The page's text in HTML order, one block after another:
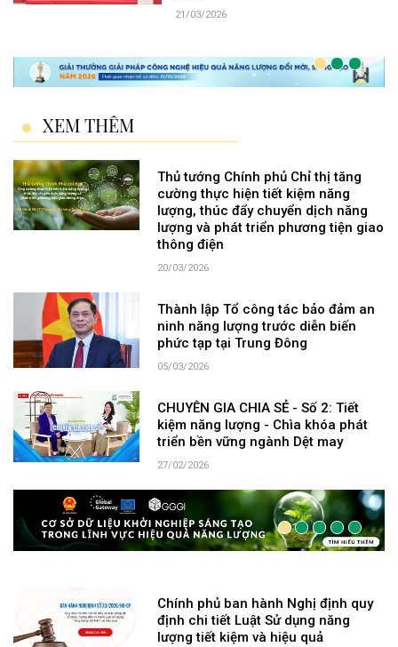
21/03/2026
XEM THÊM
Thủ tướng Chính phủ Chỉ thị tăng
cường thực hiện tiết kiệm năng
lượng, thúc đẩy chuyển dịch năng
lượng và phát triển phương tiện giao
thông điện
20/03/2026
Thành lập Tổ công tác bảo đảm an
ninh năng lượng trước diễn biến
phức tạp tại Trung Đông
05/03/2026
CHUYÊN GIA CHIA SẺ - Số 2: Tiết
kiệm năng lượng - Chìa khóa phát
triển bền vững ngành Dệt may
27/02/2026
Chính phủ ban hành Nghị định quy
định chi tiết Luật Sử dụng năng
lượng tiết kiệm và hiệu quả